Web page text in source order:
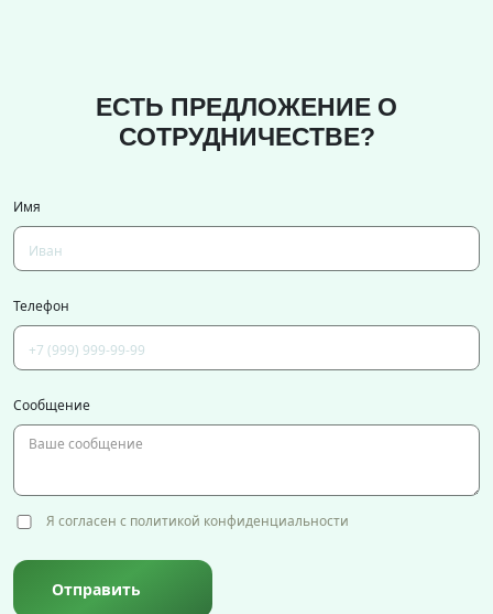
ЕСТЬ ПРЕДЛОЖЕНИЕ О
СОТРУДНИЧЕСТВЕ?
Имя
Телефон
Сообщение
Я согласен с политикой конфиденциальности
Отправить